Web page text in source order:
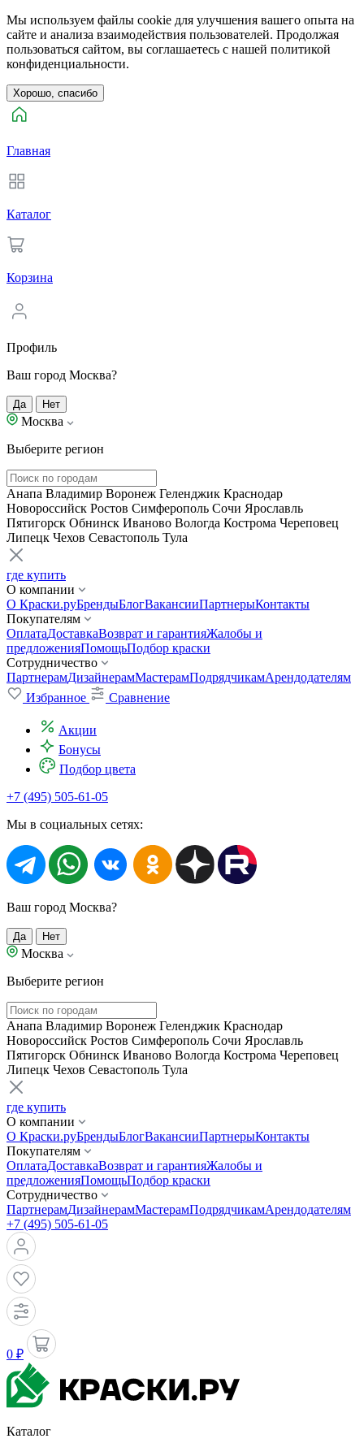
Мы используем файлы cookie для улучшения вашего опыта на
сайте и анализа взаимодействия пользователей. Продолжая
пользоваться сайтом, вы соглашаетесь с нашей политикой
конфиденциальности.
Хорошо, спасибо
Главная
Каталог
Корзина
Профиль
Ваш город Москва?
Да Нет
Москва
Выберите регион
Анапа Владимир Воронеж Геленджик Краснодар
Новороссийск Ростов Симферополь Сочи Ярославль
Пятигорск Обнинск Иваново Вологда Кострома Череповец
Липецк Чехов Севастополь Тула
где купить
О компании
О Краски.руБрендыБлогВакансииПартнерыКонтакты
Покупателям
ОплатаДоставкаВозврат и гарантияЖалобы и
предложенияПомощьПодбор краски
Сотрудничество
ПартнерамДизайнерамМастерамПодрядчикамАрендодателям
Избранное
Сравнение
Акции
Бонусы
Подбор цвета
+7 (495) 505-61-05
Мы в социальных сетях:
Ваш город Москва?
Да Нет
Москва
Выберите регион
Анапа Владимир Воронеж Геленджик Краснодар
Новороссийск Ростов Симферополь Сочи Ярославль
Пятигорск Обнинск Иваново Вологда Кострома Череповец
Липецк Чехов Севастополь Тула
где купить
О компании
О Краски.руБрендыБлогВакансииПартнерыКонтакты
Покупателям
ОплатаДоставкаВозврат и гарантияЖалобы и
предложенияПомощьПодбор краски
Сотрудничество
ПартнерамДизайнерамМастерамПодрядчикамАрендодателям
+7 (495) 505-61-05
0 ₽
Каталог